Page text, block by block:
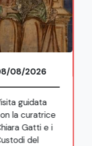
Pagliacci
Scopri di più